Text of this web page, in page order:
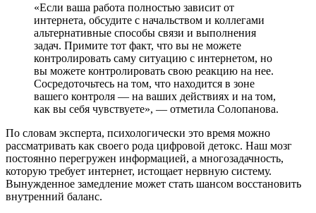
«Если ваша работа полностью зависит от
интернета, обсудите с начальством и коллегами
альтернативные способы связи и выполнения
задач. Примите тот факт, что вы не можете
контролировать саму ситуацию с интернетом, но
вы можете контролировать свою реакцию на нее.
Сосредоточьтесь на том, что находится в зоне
вашего контроля — на ваших действиях и на том,
как вы себя чувствуете», — отметила Солопанова.
По словам эксперта, психологически это время можно
рассматривать как своего рода цифровой детокс. Наш мозг
постоянно перегружен информацией, а многозадачность,
которую требует интернет, истощает нервную систему.
Вынужденное замедление может стать шансом восстановить
внутренний баланс.